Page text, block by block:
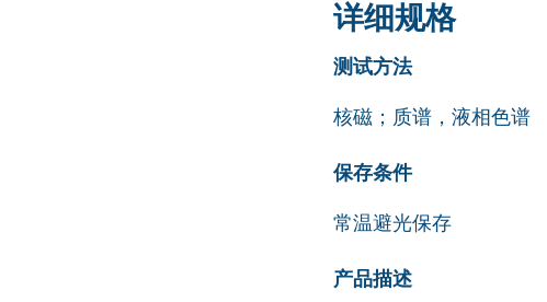
详细规格
测试方法
核磁；质谱，液相色谱
保存条件
常温避光保存
产品描述